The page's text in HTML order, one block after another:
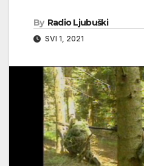
By Radio Ljubuški
SVI 1, 2021